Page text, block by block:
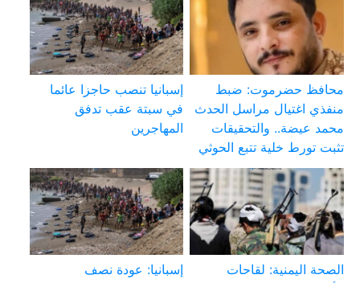
محافظ حضرموت: ضبط
منفذي اغتيال مراسل الحدث
محمد عيضة.. والتحقيقات
تثبت تورط خلية تتبع الحوثي
إسبانيا تنصب حاجزا عائما
في سبتة عقب تدفق
المهاجرين
الصحة اليمنية: لقاحات
إسبانيا: عودة نصف